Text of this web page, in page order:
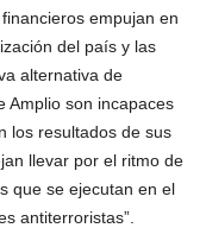
empujan en
del país y las
alternativa de
Amplio son incapaces
los resultados de sus
llevar por el ritmo de
que se ejecutan en el
antiterroristas”.